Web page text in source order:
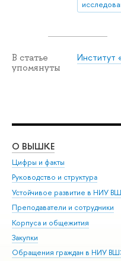
В статье
упомянуты
Институт
О ВЫШКЕ
Цифры и факты
Руководство и структура
Устойчивое развитие в НИУ
Преподаватели и сотрудники
Корпуса и общежития
Закупки
Обращения граждан в НИУ